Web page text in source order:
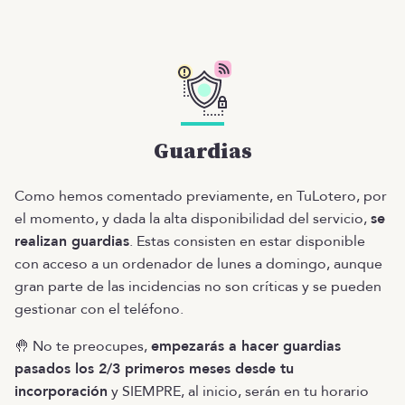
Guardias
Como hemos comentado previamente, en TuLotero, por
el momento, y dada la alta disponibilidad del servicio,se
realizan guardias. Estas consisten en estar disponible
con acceso a un ordenador de lunes a domingo, aunque
gran parte de las incidencias no son críticas y se pueden
gestionar con el teléfono.
🤚 No te preocupes,empezarás a hacer guardias
pasados los 2/3 primeros meses desde tu
incorporación y SIEMPRE, al inicio, serán en tu horario